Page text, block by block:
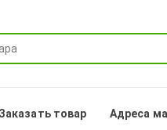
Заказать товар Адреса